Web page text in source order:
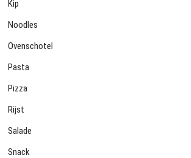
Kip
Noodles
Ovenschotel
Pasta
Pizza
Rijst
Salade
Snack